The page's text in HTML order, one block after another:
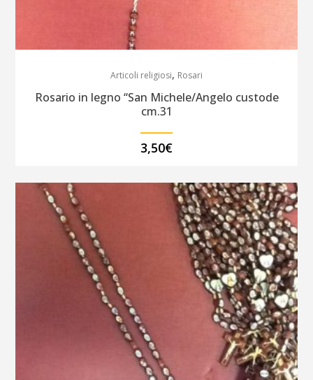
Articoli religiosi, Rosari
Rosario in legno “San Michele/Angelo custode
cm.31
3,50€